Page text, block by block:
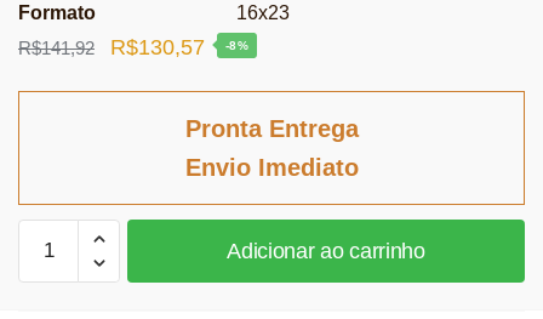
Formato
16x23
R$141,92
O
R$130,57O
atual
-8%
Pronta Entrega
Envio Imediato
Infraestrutura
jurídica
Adicionar ao carrinho